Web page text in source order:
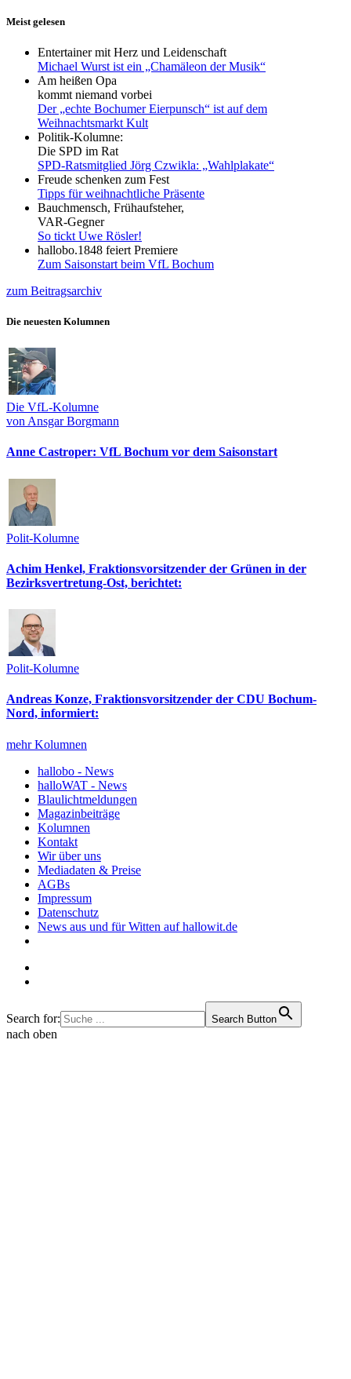
Meist gelesen
Entertainer mit Herz und Leidenschaft
Michael Wurst ist ein „Chamäleon der Musik“
Am heißen Opa
kommt niemand vorbei
Der „echte Bochumer Eierpunsch“ ist auf dem
Weihnachtsmarkt Kult
Politik-Kolumne:
Die SPD im Rat
SPD-Ratsmitglied Jörg Czwikla: „Wahlplakate“
Freude schenken zum Fest
Tipps für weihnachtliche Präsente
Bauchmensch, Frühaufsteher,
VAR-Gegner
So tickt Uwe Rösler!
hallobo.1848 feiert Premiere
Zum Saisonstart beim VfL Bochum
zum Beitragsarchiv
Die neuesten Kolumnen
Die VfL-Kolumne
von Ansgar Borgmann
Anne Castroper: VfL Bochum vor dem Saisonstart
Polit-Kolumne
Achim Henkel, Fraktionsvorsitzender der Grünen in der
Bezirksvertretung-Ost, berichtet:
Polit-Kolumne
Andreas Konze, Fraktionsvorsitzender der CDU Bochum-
Nord, informiert:
mehr Kolumnen
hallobo - News
halloWAT - News
Blaulichtmeldungen
Magazinbeiträge
Kolumnen
Kontakt
Wir über uns
Mediadaten & Preise
AGBs
Impressum
Datenschutz
News aus und für Witten auf hallowit.de
Search for: Search Button
nach oben